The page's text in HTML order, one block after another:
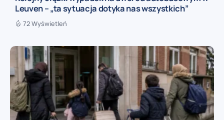
Leuven – „ta sytuacja dotyka nas wszystkich”
72 Wyświetleń